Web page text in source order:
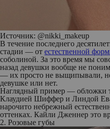
Источник: @nikki_makeup
В течение последнего
стадии — от естественной
соболиной. За это время мы
назад девушки вообще не
— их просто не выщипывали,
девушке или нет.
Наглядный пример — обложки
Клаудией Шиффер и Линдой
нарочито небрежный
оттенках. Кайли Дженнер это
2. Розовые губы